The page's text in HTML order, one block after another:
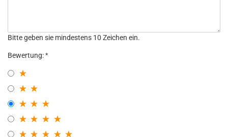
Bitte geben sie mindestens 10 Zeichen ein.
Bewertung: